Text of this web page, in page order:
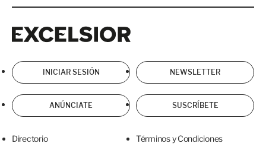
INICIAR SESIÓN NEWSLETTER
ANÚNCIATE SUSCRÍBETE
Directorio Términos y Condiciones